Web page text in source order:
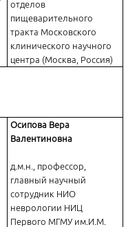
отделов
пищеварительного
тракта Московского
клинического научного
центра (Москва, Россия)
Осипова Вера
Валентиновна
д.м.н., профессор,
главный научный
сотрудник НИО
неврологии НИЦ
Первого МГМУ им.И.М.